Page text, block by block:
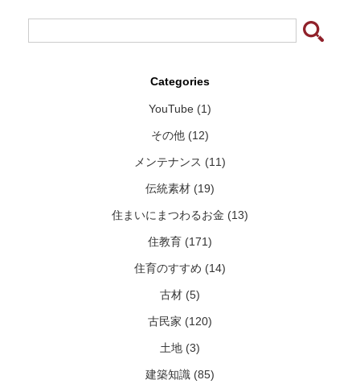
Categories
YouTube (1)
その他 (12)
メンテナンス (11)
伝統素材 (19)
住まいにまつわるお金 (13)
住教育 (171)
住育のすすめ (14)
古材 (5)
古民家 (120)
土地 (3)
建築知識 (85)